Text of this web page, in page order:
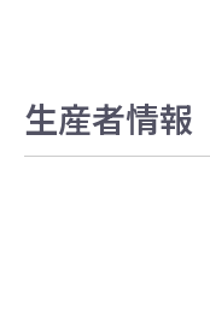
生産者情報